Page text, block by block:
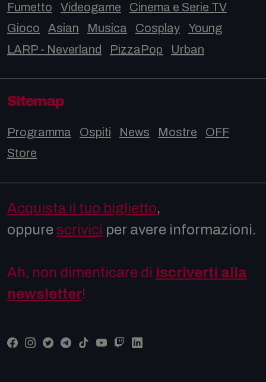
Fumetto Videogame
Cinema e Serie TV
Gioco
Asian Musica Cosplay
Young
LARP - Neverland
PizzaPop Urban
Sitemap
Programma Ospiti News Mostre
OFF
Store
Acquista il tuo biglietto,
oppure scrivici per avere informazioni.
Ah, non dimenticare di iscriverti alla
newsletter!